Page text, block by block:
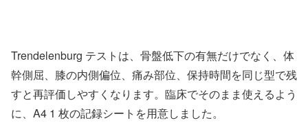
Trendelenburg テストは、骨盤低下の有無だけでなく、体
幹側屈、膝の内側偏位、痛み部位、保持時間を同じ型で残
すと再評価しやすくなります。臨床でそのまま使えるよう
に、A4 1 枚の記録シートを用意しました。